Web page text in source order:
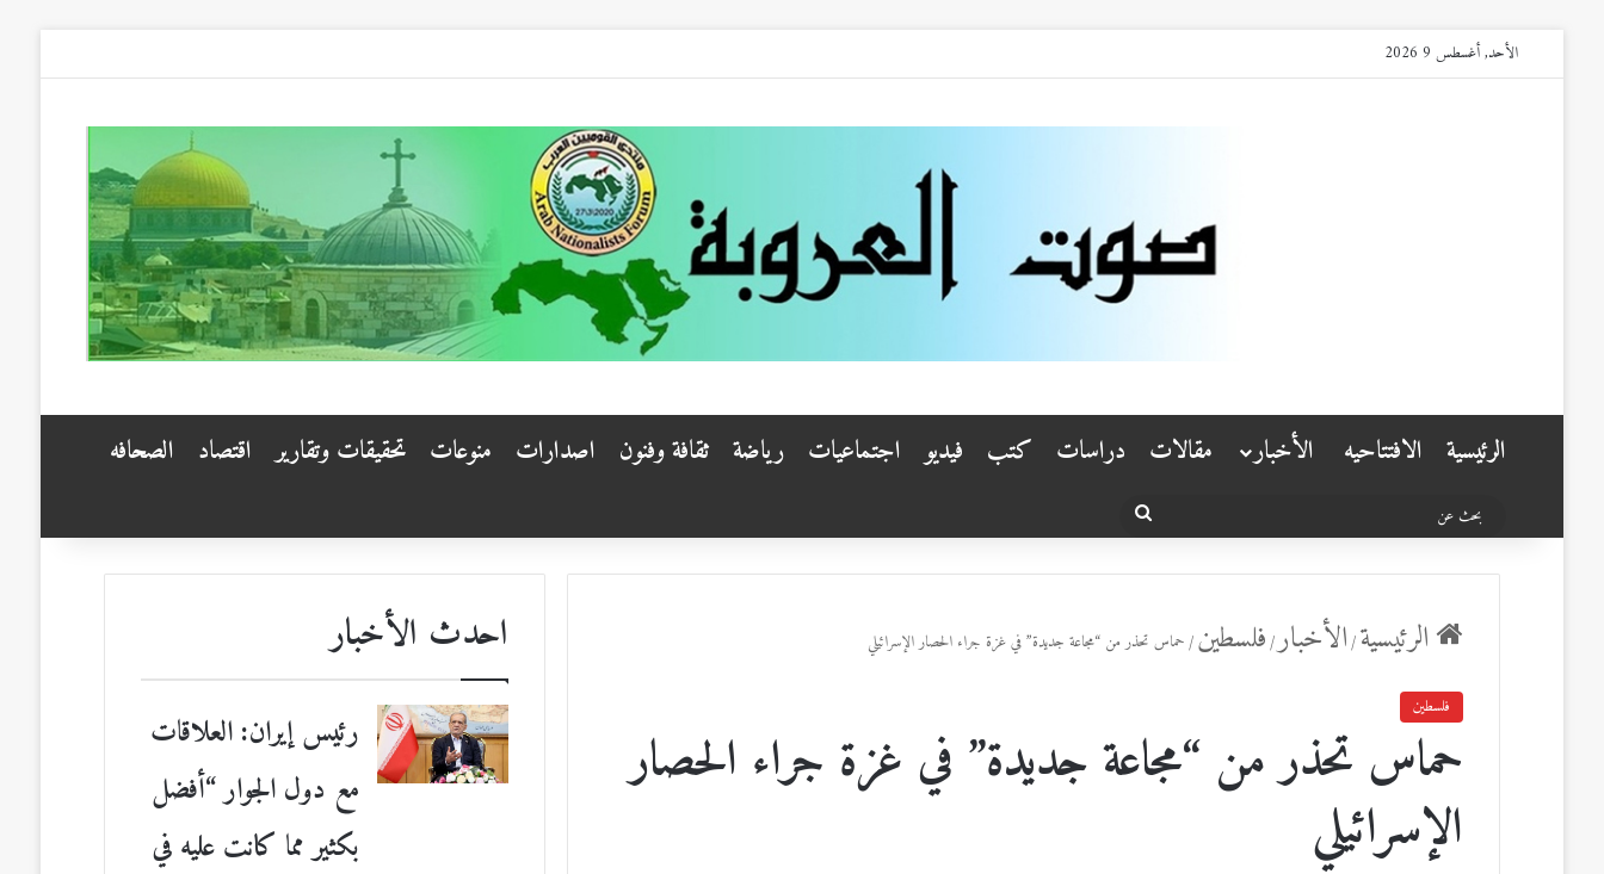
الأحد, أغسطس 9 2026
الرئيسية الافتتاحيه الأخبار مقالات دراسات كتب فيديو اجتماعيات رياضة ثقافة وفنون اصدارات منوعات تحقيقات وتقارير اقتصاد الصحافه
بحث
الرئيسية/الأخبار/فلسطين/حماس تحذر من “مجاعة جديدة” في غزة جراء الحصار الإسرائيلي
فلسطين
حماس تحذر من “مجاعة جديدة” في غزة جراء الحصار
الإسرائيلي
احدث الأخبار
رئيس إيران: العلاقات
مع دول الجوار “أفضل
بكثير مما كانت عليه في